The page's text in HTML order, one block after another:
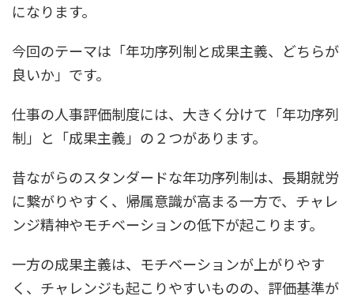
になります。
今回のテーマは「年功序列制と成果主義、どちらが
良いか」です。
仕事の人事評価制度には、大きく分けて「年功序列
制」と「成果主義」の２つがあります。
昔ながらのスタンダードな年功序列制は、長期就労
に繋がりやすく、帰属意識が高まる一方で、チャレ
ンジ精神やモチベーションの低下が起こります。
一方の成果主義は、モチベーションが上がりやす
く、チャレンジも起こりやすいものの、評価基準が